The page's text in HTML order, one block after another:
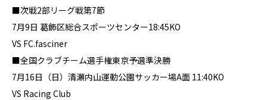
■次戦2部リーグ戦第7節
7月9日 葛飾区総合スポーツセンター18:45KO
VS FC.fasciner
■全国クラブチーム選手権東京予選準決勝
7月16日（日）清瀬内山運動公園サッカー場A面 11:40KO
VS Racing Club